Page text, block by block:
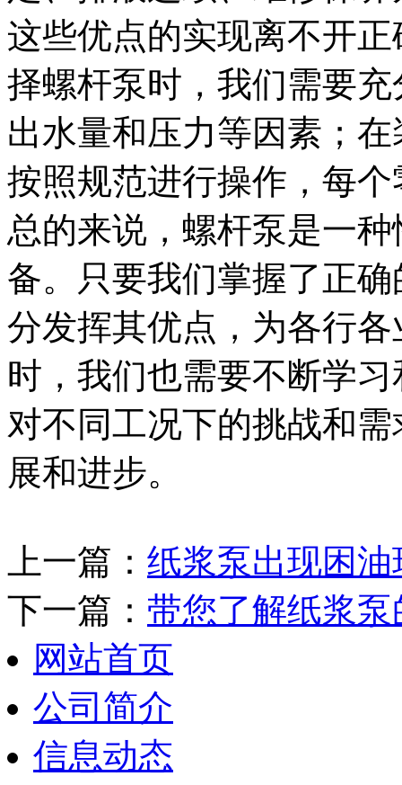
这些优点的实现离不开
择螺杆泵时，我们需要
出水量和压力等因素；
按照规范进行操作，每
总的来说，螺杆泵是一
备。只要我们掌握了正
分发挥其优点，为各行
时，我们也需要不断学
对不同工况下的挑战和
展和进步。
上一篇： 纸浆泵出现困
下一篇： 带您了解纸浆
网站首页
公司简介
信息动态